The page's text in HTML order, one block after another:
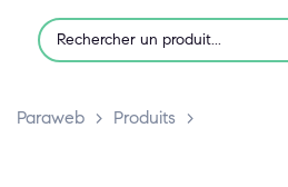
Paraweb > Produits >